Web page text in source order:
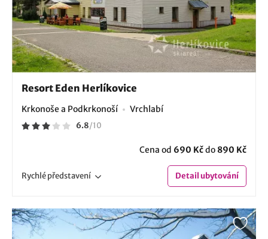
Resort Eden Herlíkovice
Krkonoše a Podkrkonoší Vrchlabí
6.8/10
Cena od 690 Kčdo 890 Kč
Rychlépředstavení Detailubytování